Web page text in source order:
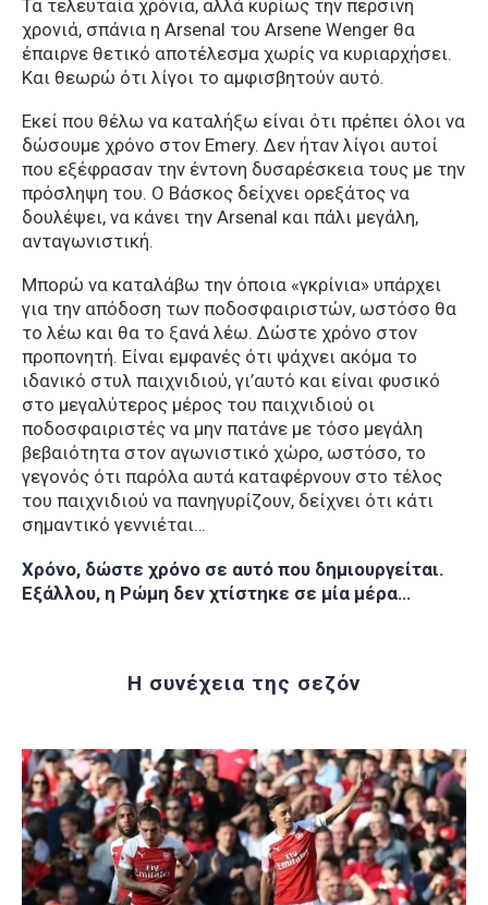
Τα τελευταία χρόνια, αλλά κυρίως την περσινή
χρονιά, σπάνια η Arsenal του Arsene Wenger θα
έπαιρνε θετικό αποτέλεσμα χωρίς να κυριαρχήσει.
Και θεωρώ ότι λίγοι το αμφισβητούν αυτό.
Εκεί που θέλω να καταλήξω είναι ότι πρέπει όλοι να
δώσουμε χρόνο στον Emery. Δεν ήταν λίγοι αυτοί
που εξέφρασαν την έντονη δυσαρέσκεια τους με την
πρόσληψη του. Ο Βάσκος δείχνει ορεξάτος να
δουλέψει, να κάνει την Arsenal και πάλι μεγάλη,
ανταγωνιστική.
Μπορώ να καταλάβω την όποια «γκρίνια» υπάρχει
για την απόδοση των ποδοσφαιριστών, ωστόσο θα
το λέω και θα το ξανά λέω. Δώστε χρόνο στον
προπονητή. Είναι εμφανές ότι ψάχνει ακόμα το
ιδανικό στυλ παιχνιδιού, γι’αυτό και είναι φυσικό
στο μεγαλύτερος μέρος του παιχνιδιού οι
ποδοσφαιριστές να μην πατάνε με τόσο μεγάλη
βεβαιότητα στον αγωνιστικό χώρο, ωστόσο, το
γεγονός ότι παρόλα αυτά καταφέρνουν στο τέλος
του παιχνιδιού να πανηγυρίζουν, δείχνει ότι κάτι
σημαντικό γεννιέται…
Χρόνο, δώστε χρόνο σε αυτό που δημιουργείται.
Εξάλλου, η Ρώμη δεν χτίστηκε σε μία μέρα…
Η συνέχεια της σεζόν